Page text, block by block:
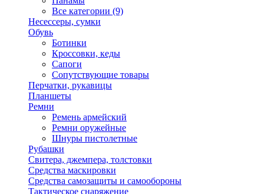
Все категории (9)
Несессеры, сумки
Обувь
Ботинки
Кроссовки, кеды
Сапоги
Сопутствующие товары
Перчатки, рукавицы
Планшеты
Ремни
Ремень армейский
Ремни оружейные
Шнуры пистолетные
Рубашки
Свитера, джемпера, толстовки
Средства маскировки
Средства самозащиты и самообороны
Тактическое снаряжение